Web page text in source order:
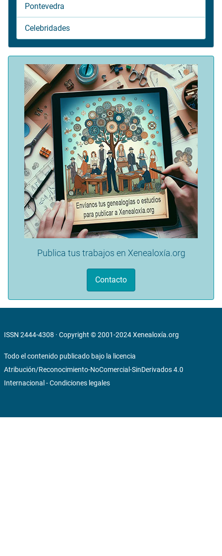
Pontevedra
Celebridades
Publica tus trabajos en Xenealoxía.org
Contacto
ISSN 2444-4308 · Copyright © 2001-2024Xenealoxía.org
Todo el contenido publicado bajo la licencia
Atribución/Reconocimiento-NoComercial-SinDerivados 4.0
Internacional -Condiciones legales